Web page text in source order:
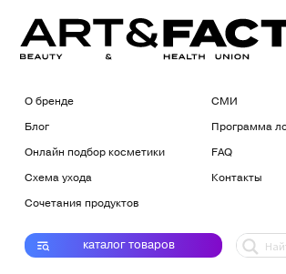
О бренде
Блог
Онлайн подбор косметики
Схема ухода
Сочетания продуктов
СМИ
Программа
FAQ
Контакты
каталогтоваров